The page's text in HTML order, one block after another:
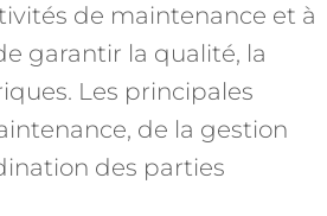
de maintenance et à
garantir la qualité, la
Les principales
de la gestion
des parties